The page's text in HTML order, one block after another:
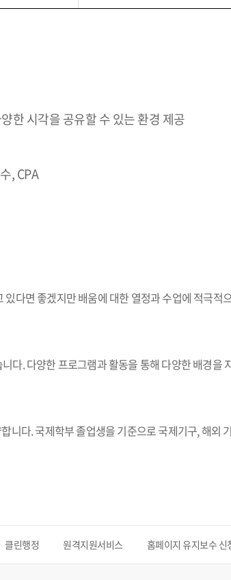
한 시각을 공유할 수 있는 환경 제공
, CPA
다면 좋겠지만 배움에 대한 열정과 수업에 적극
다. 다양한 프로그램과 활동을 통해 다양한 배경을
다. 국제학부 졸업생을 기준으로 국제기구, 해외
클린행정 원격지원서비스 홈페이지 유지보수 신